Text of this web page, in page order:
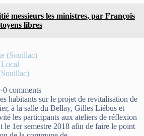
messieurs les ministres, par François
libres
Local
·0 comments
habitants sur le projet de revitalisation de
à la salle du Bellay, Gilles Liébus et
les participants aux ateliers de réflexion
le 1er semestre 2018 afin de faire le point